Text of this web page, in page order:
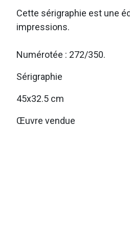
Cette sérigraphie est une
impressions.
Numérotée : 272/350.
Sérigraphie
45x32.5 cm
Œuvre vendue